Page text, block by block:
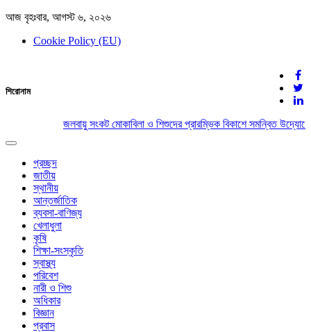
আজ বৃহঃবার, আগস্ট ৬, ২০২৬
Cookie Policy (EU)
দেশের খবর
যুক্ত থাকুন দেশের সঙ্গে
শিরোনাম
জলবায়ু সংকট মোকাবিলা ও শিশুদের প্রারম্ভিক বিকাশে সমন্বিত
Toggle
navigation
প্রচ্ছদ
জাতীয়
স্থানীয়
আন্তর্জাতিক
ব্যবসা-বাণিজ্য
খেলাধুলা
কৃষি
শিক্ষা-সংস্কৃতি
স্বাস্থ্য
পরিবেশ
নারী ও শিশু
অধিকার
বিজ্ঞান
প্রবাস